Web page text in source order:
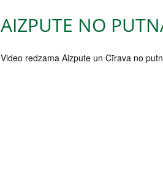
AIZPUTE NO
Video redzama Aizpute un Cīrava no